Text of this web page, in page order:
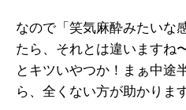
なので「笑気麻酔みたいな
たら、それとは違います
とキツいやつか！まぁ中途
ら、全くない方が助かりま